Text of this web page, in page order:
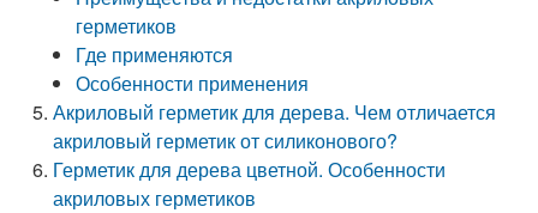
герметиков
Где применяются
Особенности применения
Акриловый герметик для дерева. Чем отличается
акриловый герметик от силиконового?
Герметик для дерева цветной. Особенности
акриловых герметиков